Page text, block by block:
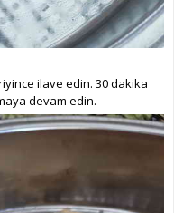
ilave edin. 30 dakika
devam edin.